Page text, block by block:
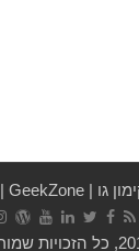
גו|
GeekZone
|